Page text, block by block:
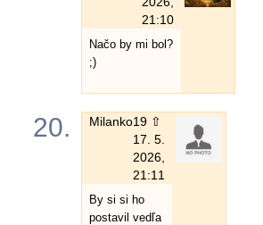
21:10
Načo by mi bol?
;)
20. Milanko19 ⇧
17. 5.
2026,
21:11
By si si ho
postavil vedľa